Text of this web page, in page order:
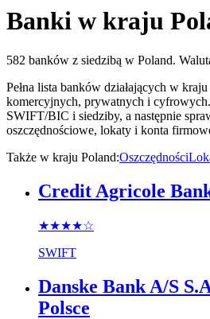
Banki w kraju
582 banków z siedzibą w Poland.
Pełna lista banków działających w
komercyjnych, prywatnych i
SWIFT/BIC i siedziby, a następnie
oszczędnościowe, lokaty i konta
Także w kraju Poland:Oszczędności
Credit Agricole
★★★★☆
SWIFT
Danske Bank A/S
Polsce